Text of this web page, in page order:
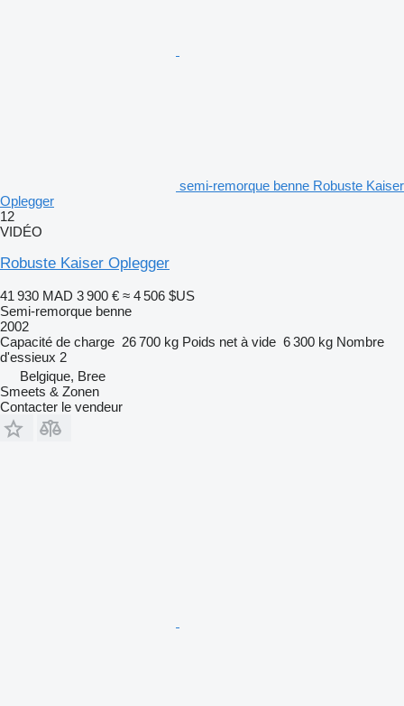
semi-remorque benne Robuste Kaiser
Oplegger
12
VIDÉO
Robuste Kaiser Oplegger
41 930 MAD 3 900 € ≈ 4 506 $US
Semi-remorque benne
2002
Capacité de charge 26 700 kg Poids net à vide 6 300 kg Nombre
d'essieux 2
Belgique, Bree
Smeets & Zonen
Contacter le vendeur